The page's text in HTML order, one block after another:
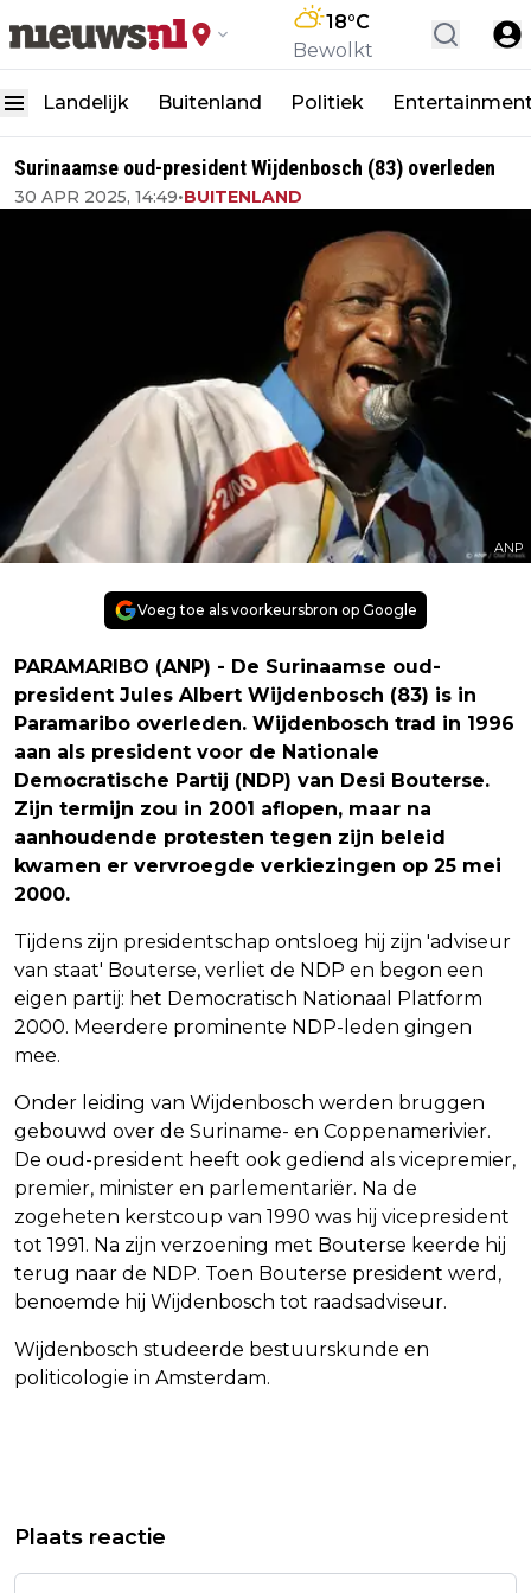
18°C
Bewolkt
Landelijk Buitenland Politiek
Surinaamse oud-president Wijdenbosch (83) overleden
30 APR 2025, 14:49•BUITENLAND
ANP
Voeg toe als voorkeursbron op Google
PARAMARIBO (ANP) - De Surinaamse oud-
president Jules Albert Wijdenbosch (83) is in
Paramaribo overleden. Wijdenbosch trad in 1996
aan als president voor de Nationale
Democratische Partij (NDP) van Desi Bouterse.
Zijn termijn zou in 2001 aflopen, maar na
aanhoudende protesten tegen zijn beleid
kwamen er vervroegde verkiezingen op 25 mei
2000.
Tijdens zijn presidentschap ontsloeg hij zijn 'adviseur
van staat' Bouterse, verliet de NDP en begon een
eigen partij: het Democratisch Nationaal Platform
2000. Meerdere prominente NDP-leden gingen
mee.
Onder leiding van Wijdenbosch werden bruggen
gebouwd over de Suriname- en Coppenamerivier.
De oud-president heeft ook gediend als vicepremier,
premier, minister en parlementariër. Na de
zogeheten kerstcoup van 1990 was hij vicepresident
tot 1991. Na zijn verzoening met Bouterse keerde hij
terug naar de NDP. Toen Bouterse president werd,
benoemde hij Wijdenbosch tot raadsadviseur.
Wijdenbosch studeerde bestuurskunde en
politicologie in Amsterdam.
ANDERS TE GAAN BELEVEREN DOOR
PRODUCTIE TWEEDE SEIZOEN
SHŌGUN BEGINT IN JANUARI 2026
Plaats reactie